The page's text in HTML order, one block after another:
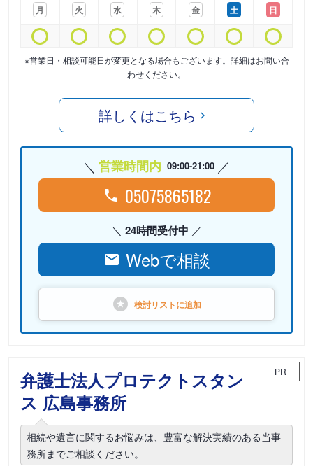
月
火
水
木
金
土
日
※営業日・相談可能日が変更となる場合もございます。詳細はお問い合
わせください。
詳しくはこちら
営業時間内 09:00-21:00
05075865182
24時間受付中
Webで相談
検討リストに追加
弁護士法人プロテクトスタン
ス 広島事務所
PR
相続や遺言に関するお悩みは、豊富な解決実績のある当事
務所までご相談ください。